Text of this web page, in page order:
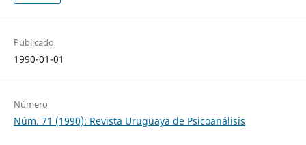
Publicado
1990-01-01
Número
Núm. 71 (1990): Revista Uruguaya de Psicoanálisis